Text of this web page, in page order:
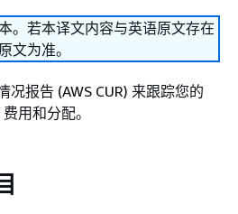
。若本译文内容与英语原文存在
文为准。
况报告 (AWS CUR) 来跟踪您的
用和分配。